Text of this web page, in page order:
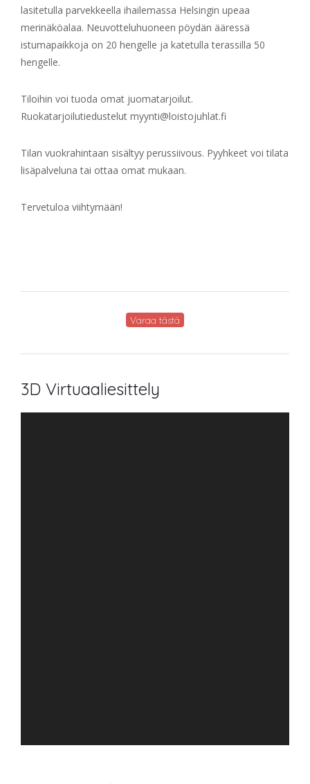
lasitetulla parvekkeella ihailemassa Helsingin upeaa
merinäköalaa. Neuvotteluhuoneen pöydän ääressä
istumapaikkoja on 20 hengelle ja katetulla terassilla 50
hengelle.
Tiloihin voi tuoda omat juomatarjoilut.
Ruokatarjoilutiedustelut myynti@loistojuhlat.fi
Tilan vuokrahintaan sisältyy perussiivous. Pyyhkeet voi tilata
lisäpalveluna tai ottaa omat mukaan.
Tervetuloa viihtymään!
Varaa tästä
3D Virtuaaliesittely